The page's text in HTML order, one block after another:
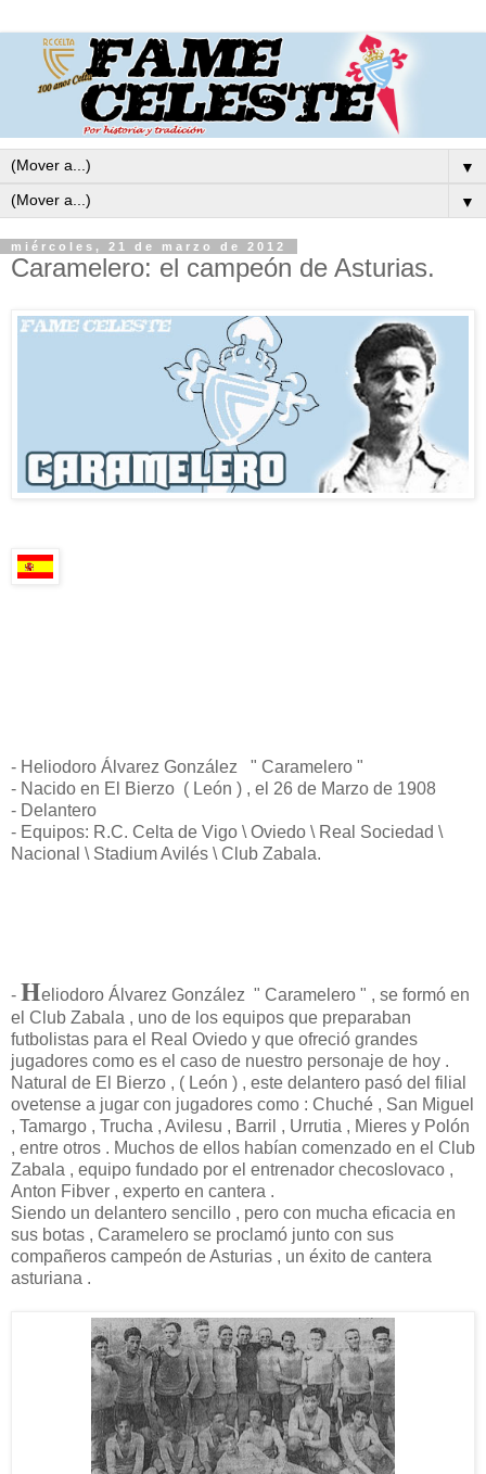
▼
▼
miércoles, 21 de marzo de 2012
Caramelero: el campeón de Asturias.
- Heliodoro Álvarez González " Caramelero "
- Nacido en El Bierzo ( León ) , el 26 de Marzo de 1908
- Delantero
- Equipos: R.C. Celta de Vigo \ Oviedo \ Real Sociedad \
Nacional \ Stadium Avilés \ Club Zabala.
- Heliodoro Álvarez González " Caramelero " , se formó en
el Club Zabala , uno de los equipos que preparaban
futbolistas para el Real Oviedo y que ofreció grandes
jugadores como es el caso de nuestro personaje de hoy .
Natural de El Bierzo , ( León ) , este delantero pasó del filial
ovetense a jugar con jugadores como : Chuché , San Miguel
, Tamargo , Trucha , Avilesu , Barril , Urrutia , Mieres y Polón
, entre otros . Muchos de ellos habían comenzado en el Club
Zabala , equipo fundado por el entrenador checoslovaco ,
Anton Fibver , experto en cantera .
Siendo un delantero sencillo , pero con mucha eficacia en
sus botas , Caramelero se proclamó junto con sus
compañeros campeón de Asturias , un éxito de cantera
asturiana .